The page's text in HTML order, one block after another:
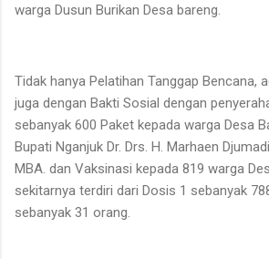
warga Dusun Burikan Desa bareng.
Tidak hanya Pelatihan Tanggap Bencana,
juga dengan Bakti Sosial dengan
sebanyak 600 Paket kepada warga Desa
Bupati Nganjuk Dr. Drs. H. Marhaen
MBA. dan Vaksinasi kepada 819 warga
sekitarnya terdiri dari Dosis 1 sebanyak
sebanyak 31 orang.